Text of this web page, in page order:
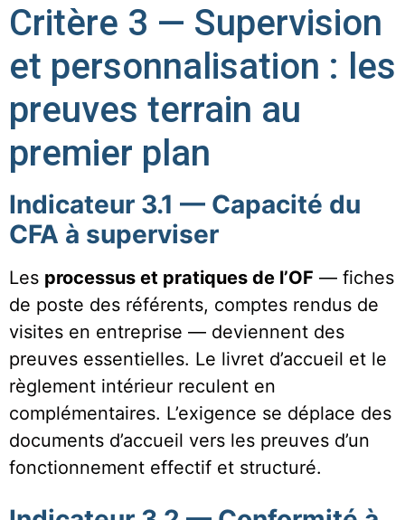
Critère 3 — Supervision
et personnalisation : les
preuves terrain au
premier plan
Indicateur 3.1 — Capacité du
CFA à superviser
Les processus et pratiques de l’OF — fiches
de poste des référents, comptes rendus de
visites en entreprise — deviennent des
preuves essentielles. Le livret d’accueil et le
règlement intérieur reculent en
complémentaires. L’exigence se déplace des
documents d’accueil vers les preuves d’un
fonctionnement effectif et structuré.